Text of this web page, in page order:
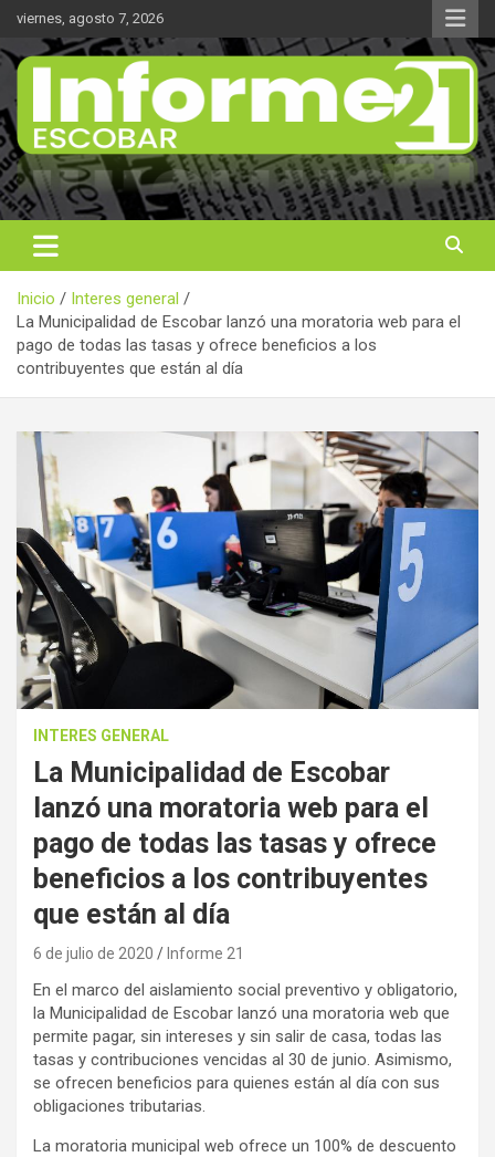
Saltar
contenido
viernes, agosto 7, 2026
Informe 21
Noticas reales
Inicio
Interes general
La Municipalidad de Escobar lanzó una moratoria web para el
pago de todas las tasas y ofrece beneficios a los
contribuyentes que están al día
INTERES GENERAL
La Municipalidad de Escobar
lanzó una moratoria web para el
pago de todas las tasas y ofrece
beneficios a los contribuyentes
que están al día
6 de julio de 2020 Informe 21
En el marco del aislamiento social preventivo y obligatorio,
la Municipalidad de Escobar lanzó una moratoria web que
permite pagar, sin intereses y sin salir de casa, todas las
tasas y contribuciones vencidas al 30 de junio. Asimismo,
se ofrecen beneficios para quienes están al día con sus
obligaciones tributarias.
La moratoria municipal web ofrece un 100% de descuento